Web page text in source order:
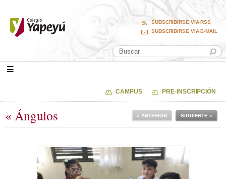
SUBSCRIBIRSE VIA RSS
SUBSCRIBIRSE VIA E-MAIL
CAMPUS PRE-INSCRIPCIÓN
« Ángulos SIGUIENTE »
« ANTERIOR